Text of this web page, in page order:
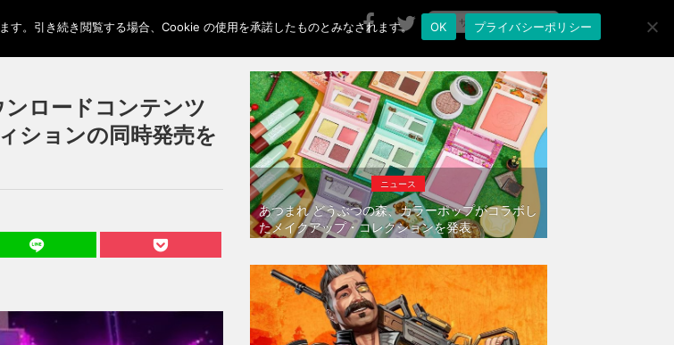
ロードコンテンツ
ションの同時発売を
ニュース
あつまれ どうぶつの森、カラーポップがコラボし
たメイクアップ・コレクションを発表
。引き続き閲覧する場合、Cookie の使用を承諾したものとみなされます。 OK プライバシーポリシー